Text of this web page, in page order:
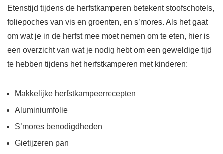
Etenstijd tijdens de herfstkamperen betekent stoofschotels,
foliepoches van vis en groenten, en s’mores. Als het gaat
om wat je in de herfst mee moet nemen om te eten, hier is
een overzicht van wat je nodig hebt om een ​​geweldige tijd
te hebben tijdens het herfstkamperen met kinderen:
Makkelijke herfstkampeerrecepten
Aluminiumfolie
S’mores benodigdheden
Gietijzeren pan